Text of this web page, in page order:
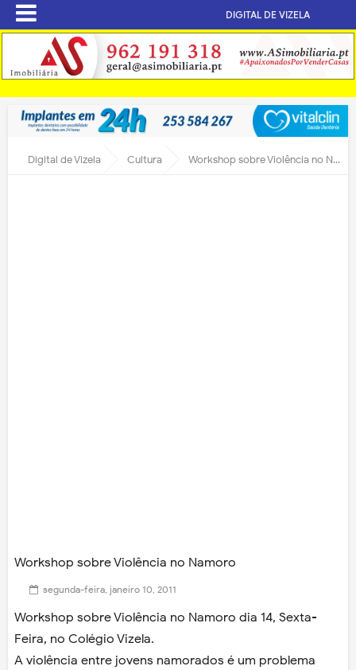
DIGITAL DE VIZELA
Digital de Vizela Cultura Workshop sobre Violência no Namoro
Workshop sobre Violência no Namoro
segunda-feira, janeiro 10, 2011
Workshop sobre Violência no Namoro dia 14, Sexta-
Feira, no Colégio Vizela.
A violência entre jovens namorados é um problema